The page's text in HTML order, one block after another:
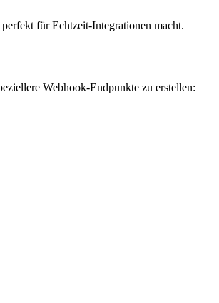
für Echtzeit-Integrationen macht.
Webhook-Endpunkte zu erstellen: